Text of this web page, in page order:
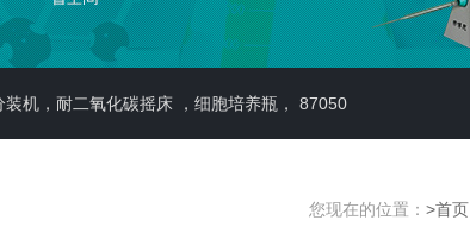
机，耐二氧化碳摇床 ，细胞培养瓶， 87050
您现在的位置： >首页